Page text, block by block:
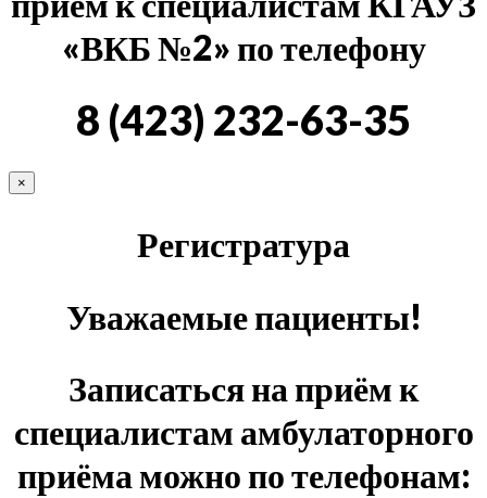
«ВКБ №2» по телефону
8 (423) 232-63-35
×
Регистратура
Уважаемые пациенты!
Записаться на приём к
специалистам амбулаторного
приёма можно по телефонам: